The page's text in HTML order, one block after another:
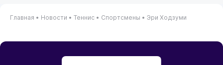
Главная • Новости • Теннис• Спортсмены • Эри Ходзуми